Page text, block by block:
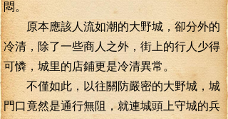
悶。
原本應該人流如潮的大野城，卻分外的
冷清，除了一些商人之外，街上的行人少得
可憐，城里的店鋪更是冷清異常。
不僅如此，以往關防嚴密的大野城，城
門口竟然是通行無阻，就連城頭上守城的兵